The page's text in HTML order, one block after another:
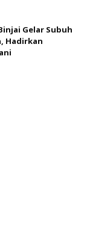
Gelar Subuh
Hadirkan